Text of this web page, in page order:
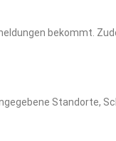
bekommt.
Standorte,